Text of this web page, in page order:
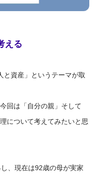
える
と資産」というテーマが取
回は「自分の親」そして
について考えてみたいと思
、現在は92歳の母が実家